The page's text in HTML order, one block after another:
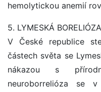
hemolytickou anemií
5. LYMESKÁ BORELIÓZA
V České republice
částech světa se
nákazou s
neuroborrelióza se